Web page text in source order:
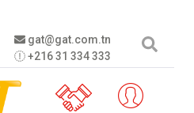
gat@gat.com.tn
+216 31 334 333